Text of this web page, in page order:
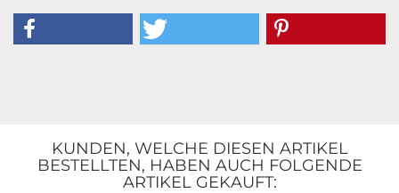
KUNDEN, WELCHE DIESEN ARTIKEL
BESTELLTEN, HABEN AUCH FOLGENDE
ARTIKEL GEKAUFT: